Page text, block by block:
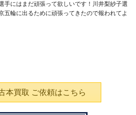
手にはまだ頑張って欲しいです！川井梨紗子選
五輪に出るために頑張ってきたので報われてよ
本買取 ご依頼はこちら